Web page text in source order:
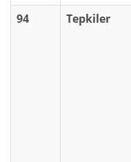
94
Tepkiler